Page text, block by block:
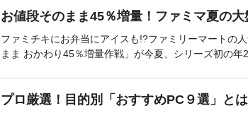
お値段そのまま45％増量！ファミマ夏の
ファミチキにお弁当にアイスも!?ファミリーマートの
まま おかわり45％増量作戦」が今夏、シリーズ初の年2
プロ厳選！目的別「おすすめPC９選」とは